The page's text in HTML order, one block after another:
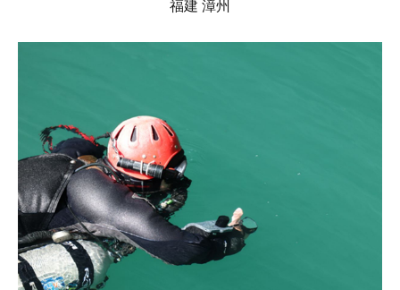
福建 漳州